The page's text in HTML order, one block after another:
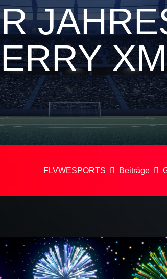
FLVWESPORTS Beiträge